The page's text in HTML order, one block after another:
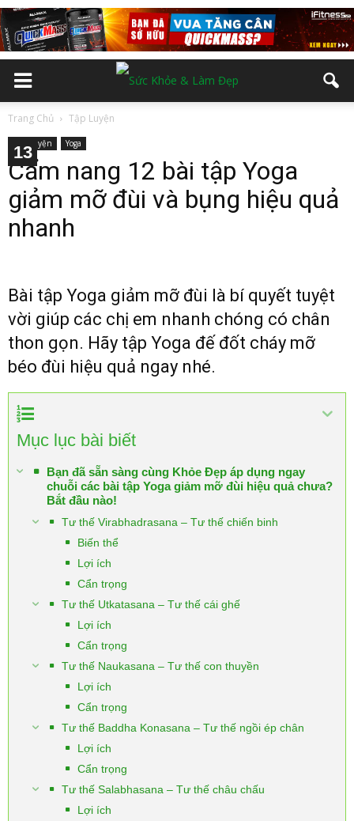
Trang Chủ Tập Luyện
Tập Luyện Yoga
Cẩm nang 12 bài tập Yoga
giảm mỡ đùi và bụng hiệu quả
nhanh
Bài tập Yoga giảm mỡ đùi là bí quyết tuyệt
vời giúp các chị em nhanh chóng có chân
thon gọn. Hãy tập Yoga đế đốt cháy mỡ
béo đùi hiệu quả ngay nhé.
Mục lục bài biết
Bạn đã sẵn sàng cùng Khỏe Đẹp áp dụng ngay
chuỗi các bài tập Yoga giảm mỡ đùi hiệu quả chưa?
Bắt đầu nào!
Tư thế Virabhadrasana – Tư thế chiến binh
Biến thể
Lợi ích
Cẩn trọng
Tư thế Utkatasana – Tư thế cái ghế
Lợi ích
Cẩn trọng
Tư thế Naukasana – Tư thế con thuyền
Lợi ích
Cẩn trọng
Tư thế Baddha Konasana – Tư thế ngồi ép chân
Lợi ích
Cẩn trọng
Tư thế Salabhasana – Tư thế châu chấu
Lợi ích
2
3
4
5
6
7
8
9
10
11
12
13